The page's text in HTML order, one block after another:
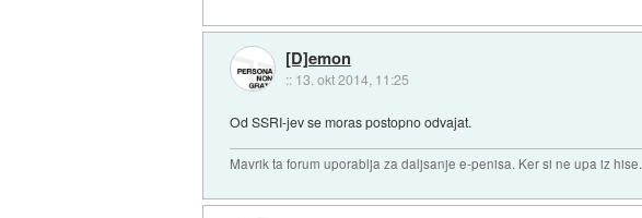
[D]emon
:: 13. okt 2014, 11:25
Od SSRI-jev se moras postopno odvajat.
Mavrik ta forum uporablja za daljsanje e-penisa. Ker si ne upa iz hise.